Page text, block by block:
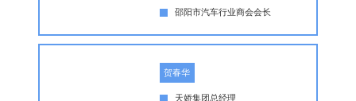
邵阳市汽车行业商会会长
贺春华
天娇集团总经理